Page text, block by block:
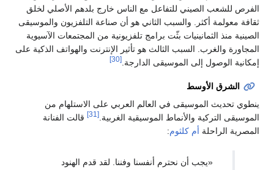
الفرص للشعب الصيني للتفاعل مع الناس خارج بلدهم الأصلي لخلق
ثقافة معولمة أكثر. والسبب الثاني هو أن صناعة التلفزيون والموسيقى
الصينية منذ الثمانينيات بثّت برامج تلفزيونية من المجتمعات الآسيوية
المجاورة والغرب. السبب الثالث هو تأثير الإنترنت والهواتف الذكية على
إمكانية الوصول إلى الموسيقى الدارجة. [30]
الشرق الأوسط
ينطوي تحديث الموسيقى في العالم العربي على الاستلهام من
الموسيقى التركية والأنماط الموسيقية الغربية.[31]
قالت الفنانة
المصرية الراحلة أم كلثوم:
«يجب أن نحترم أنفسنا وفننا. لقد قدم الهنود